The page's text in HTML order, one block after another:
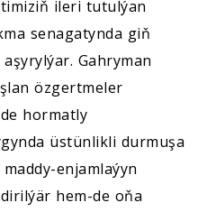
ileri tutulýan
senagatynda giň
Gahryman
özgertmeler
hormatly
üstünlikli durmuşa
enjamlaýyn
hem-de oňa